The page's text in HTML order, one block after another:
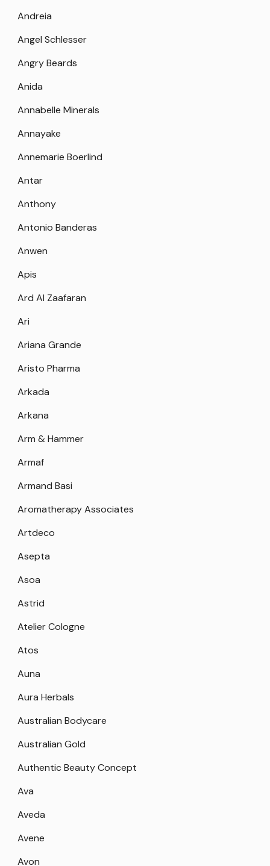
Andreia
Angel Schlesser
Angry Beards
Anida
Annabelle Minerals
Annayake
Annemarie Boerlind
Antar
Anthony
Antonio Banderas
Anwen
Apis
Ard Al Zaafaran
Ari
Ariana Grande
Aristo Pharma
Arkada
Arkana
Arm & Hammer
Armaf
Armand Basi
Aromatherapy Associates
Artdeco
Asepta
Asoa
Astrid
Atelier Cologne
Atos
Auna
Aura Herbals
Australian Bodycare
Australian Gold
Authentic Beauty Concept
Ava
Aveda
Avene
Avon